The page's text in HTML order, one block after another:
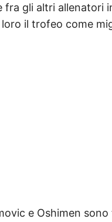
fra gli altri allenatori
il trofeo come
e Oshimen